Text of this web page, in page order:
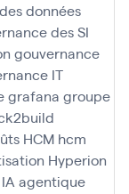
données
des SI
gouvernance
IT
grafana groupe
HCM hcm
Hyperion
IA agentique